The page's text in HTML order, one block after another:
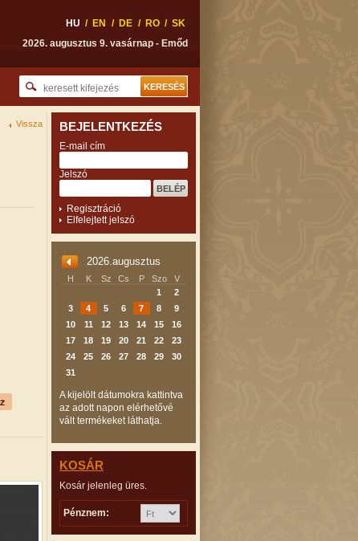
HU / EN / DE / RO / SK
2026. augusztus 9. vasárnap - Emőd
Vissza BEJELENTKEZÉS
E-mail cím
Jelszó
Regisztráció
Elfelejtett jelszó
2026.augusztus
H K Sz Cs P Szo
V
1
2
3
4 5 6 7 8
9
10
11 12 13 14 15
16
17
18 19 20 21 22
23
24
25 26 27 28 29
30
31
A kijelölt dátumokra kattintva
az adott napon elérhetővé
vált termékeket láthatja.
KOSÁR
Kosár jelenleg üres.
Pénznem: